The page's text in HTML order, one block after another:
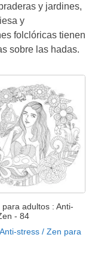
y jardines,
y
folclóricas tienen
sobre las hadas.
adultos : Anti-
- 84
stress / Zen para